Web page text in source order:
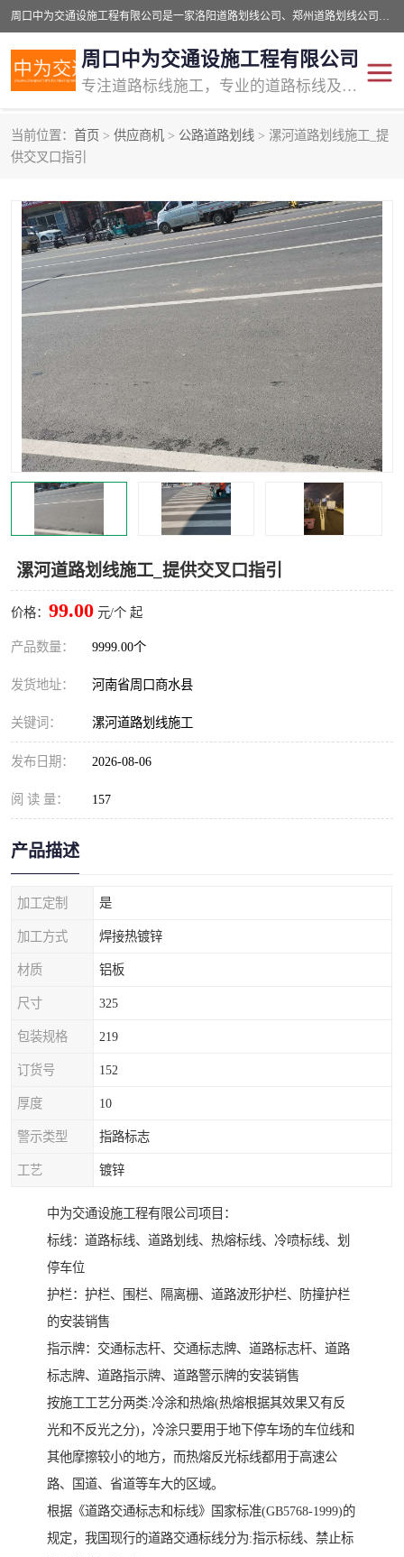
周口中为交通设施工程有限公司是一家洛阳道路划线公司、郑州道路划线公司、平顶山道路车位划线公司、开封车位划线公司、许昌道路车位划线公司、漯河道路车位划线公司，公司始终坚持“诚信、匠心、专注”的宗旨；我们的经营理念是：的服务。
周口中为交通设施工程有限公司
专注道路标线施工，专业的道路标线及交通设施施工服务商!
当前位置： 首页 > 供应商机 > 公路道路划线 > 漯河道路划线施工_提
供交叉口指引
漯河道路划线施工_提供交叉口指引
价格： 99.00 元/个 起
产品数量： 9999.00个
发货地址： 河南省周口商水县
关键词： 漯河道路划线施工
发布日期： 2026-08-06
阅 读 量： 157
产品描述
加工定制 是
加工方式 焊接热镀锌
材质 铝板
尺寸 325
包装规格 219
订货号 152
厚度 10
警示类型 指路标志
工艺 镀锌
中为交通设施工程有限公司项目：
标线：道路标线、道路划线、热熔标线、冷喷标线、划
停车位
护栏：护栏、围栏、隔离栅、道路波形护栏、防撞护栏
的安装销售
指示牌：交通标志杆、交通标志牌、道路标志杆、道路
标志牌、道路指示牌、道路警示牌的安装销售
按施工工艺分两类:冷涂和热熔(热熔根据其效果又有反
光和不反光之分)，冷涂只要用于地下停车场的车位线和
其他摩擦较小的地方，而热熔反光标线都用于高速公
路、国道、省道等车大的区域。
根据《道路交通标志和标线》国家标准(GB5768-1999)的
规定，我国现行的道路交通标线分为:指示标线、禁止标
交通道路标线
道路标线划线 马路标线
道路标线 道路划线